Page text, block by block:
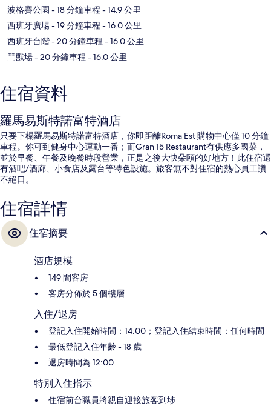
波格賽公園 - 18 分鐘車程 - 14.9 公里
西班牙廣場- 19 分鐘車程 - 16.0 公里
西班牙台階- 20 分鐘車程 - 16.0 公里
鬥獸場- 20 分鐘車程 - 16.0 公里
住宿資料
羅馬易斯特諾富特酒店
只要下榻羅馬易斯特諾富特酒店，你即距離Roma Est 購物中心僅 10 分鐘
車程。你可到健身中心運動一番；而Gran 15 Restaurant有供應多國菜，
並於早餐、午餐及晚餐時段營業，正是之後大快朵頤的好地方！此住宿還
有酒吧/酒廊、小食店及露台等特色設施。旅客無不對住宿的熱心員工讚
不絕口。
住宿詳情
住宿摘要
酒店規模
149 間客房
客房分佈於 5 個樓層
入住/退房
登記入住開始時間：14:00；登記入住結束時間：任何時間
最低登記入住年齡 - 18 歲
退房時間為 12:00
特別入住指示
住宿前台職員將親自迎接旅客到埗